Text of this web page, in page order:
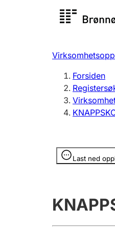
Registersøk
Registrere,
Forsiden
Last ned
Opplysninger